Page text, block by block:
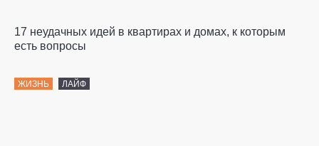
17 неудачных идей в квартирах и домах, к которым
есть вопросы
ЖИЗНЬ ЛАЙФ